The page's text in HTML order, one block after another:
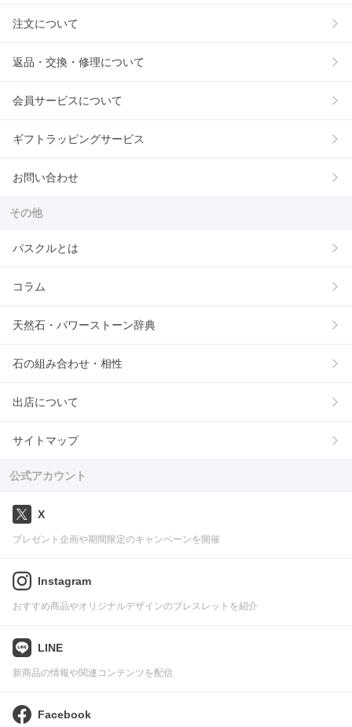
注文について
返品・交換・修理について
会員サービスについて
ギフトラッピングサービス
お問い合わせ
その他
パスクルとは
コラム
天然石・パワーストーン辞典
石の組み合わせ・相性
出店について
サイトマップ
公式アカウント
X
プレゼント企画や期間限定のキャンペーンを開催
Instagram
おすすめ商品やオリジナルデザインのブレスレットを紹介
LINE
新商品の情報や関連コンテンツを配信
Facebook